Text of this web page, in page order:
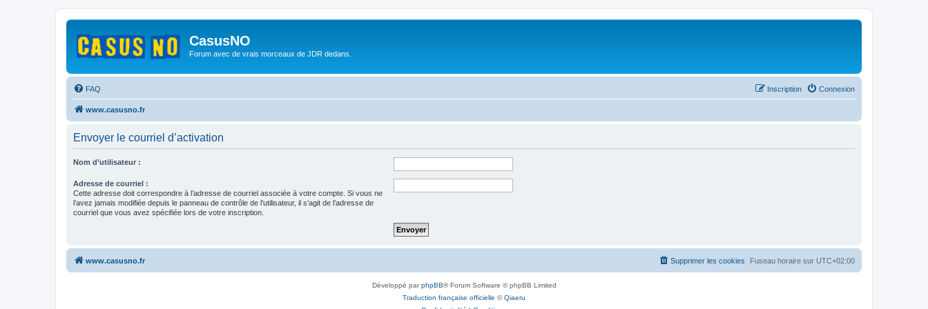
CasusNO
Forum avec de vrais morceaux de JDR dedans.
FAQ Connexion
Inscription
www.casusno.fr
Envoyer le courriel d’activation
Nom d’utilisateur :
Adresse de courriel :
Cette adresse doit correspondre à l’adresse de courriel associée à votre compte. Si vous ne
l’avez jamais modifiée depuis le panneau de contrôle de l’utilisateur, il s’agit de l’adresse de
courriel que vous avez spécifiée lors de votre inscription.
www.casusno.fr Fuseau horaire sur UTC+02:00
Supprimer les cookies
Développé parphpBB® Forum Software © phpBB Limited
Traduction française officielle ©Qiaeru